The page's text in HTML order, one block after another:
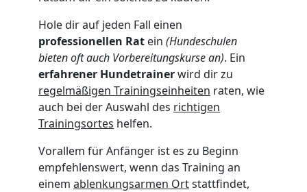
Hole dir auf jeden Fall einen
professionellen Rat ein (Hundeschulen
bieten oft auch Vorbereitungskurse an). Ein
erfahrener Hundetrainerwird dir zu
regelmäßigen Trainingseinheiten raten, wie
auch bei der Auswahl des richtigen
Trainingsortes helfen.
Vorallem für Anfänger ist es zu Beginn
empfehlenswert, wenn das Training an
einem ablenkungsarmen Ortstattfindet,